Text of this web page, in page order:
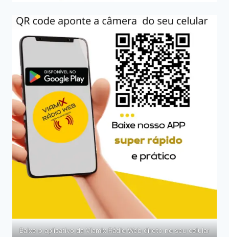
Baixe o aplicativo da Viamix Rádio Web direto no seu celular